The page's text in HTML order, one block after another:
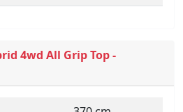
4wd All Grip Top -